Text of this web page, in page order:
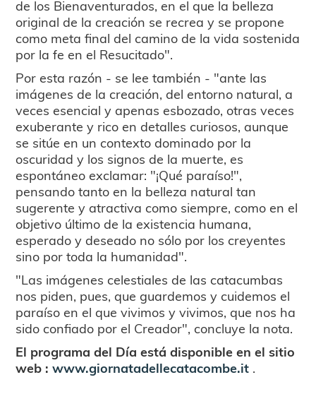
de los Bienaventurados, en el que la belleza
original de la creación se recrea y se propone
como meta final del camino de la vida sostenida
por la fe en el Resucitado".
Por esta razón - se lee también - "ante las
imágenes de la creación, del entorno natural, a
veces esencial y apenas esbozado, otras veces
exuberante y rico en detalles curiosos, aunque
se sitúe en un contexto dominado por la
oscuridad y los signos de la muerte, es
espontáneo exclamar: "¡Qué paraíso!",
pensando tanto en la belleza natural tan
sugerente y atractiva como siempre, como en el
objetivo último de la existencia humana,
esperado y deseado no sólo por los creyentes
sino por toda la humanidad".
"Las imágenes celestiales de las catacumbas
nos piden, pues, que guardemos y cuidemos el
paraíso en el que vivimos y vivimos, que nos ha
sido confiado por el Creador", concluye la nota.
El programa del Día está disponible en el sitio
web :www.giornatadellecatacombe.it .